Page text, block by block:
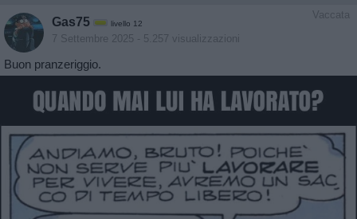
Vaccata
Gas75 livello 12
7 Settembre 2025 - 5.257 visualizzazioni
Buon pranzeriggio.